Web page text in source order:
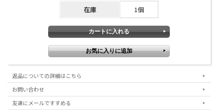
在庫 1個
返品についての詳細はこちら
お問い合わせ
友達にメールですすめる